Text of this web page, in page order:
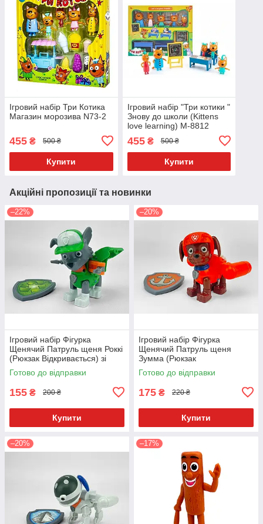
Ігровий набір Три Котика
Магазин морозива N73-2
455 ₴ 500 ₴
Купити
Ігровий набір "Три котики "
Знову до школи (Kittens
love learning) M-8812
455₴ 500 ₴
Купити
Акційні пропозиції та новинки
–22%
Ігровий набір Фігурка
Щенячий Патруль щеня Роккі
(Рюкзак Відкривається) зі
значком Укр. 9958-4
Готово до відправки
155 ₴ 200 ₴
Купити
–20%
Ігровий набір Фігурка
Щенячий Патруль щеня
Зумма (Рюкзак
Відкривається) зі значком
Укр. 9958-1
Готово до відправки
175 ₴ 220 ₴
Купити
–20% –17%